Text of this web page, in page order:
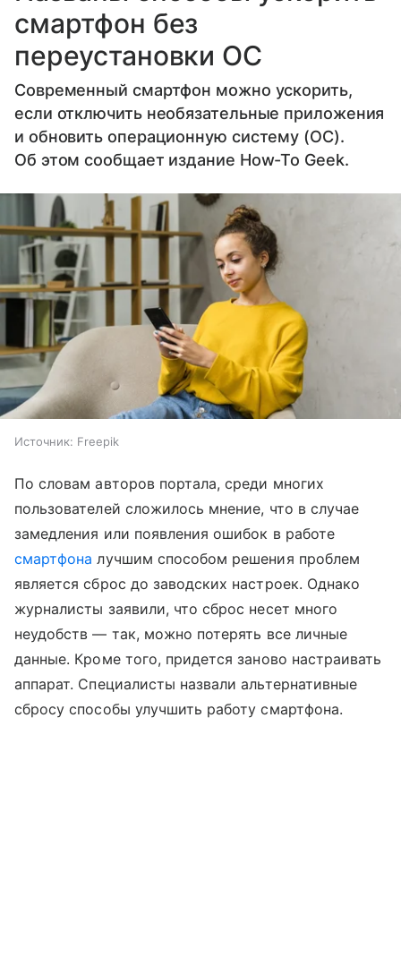
смартфон без
переустановки ОС
Современный смартфон можно ускорить,
если отключить необязательные приложения
и обновить операционную систему (ОС).
Об этом сообщает издание How-To Geek.
Источник: Freepik
По словам авторов портала, среди многих
пользователей сложилось мнение, что в случае
замедления или появления ошибок в работе
смартфона лучшим способом решения проблем
является сброс до заводских настроек. Однако
журналисты заявили, что сброс несет много
неудобств — так, можно потерять все личные
данные. Кроме того, придется заново настраивать
аппарат. Специалисты назвали альтернативные
сбросу способы улучшить работу смартфона.